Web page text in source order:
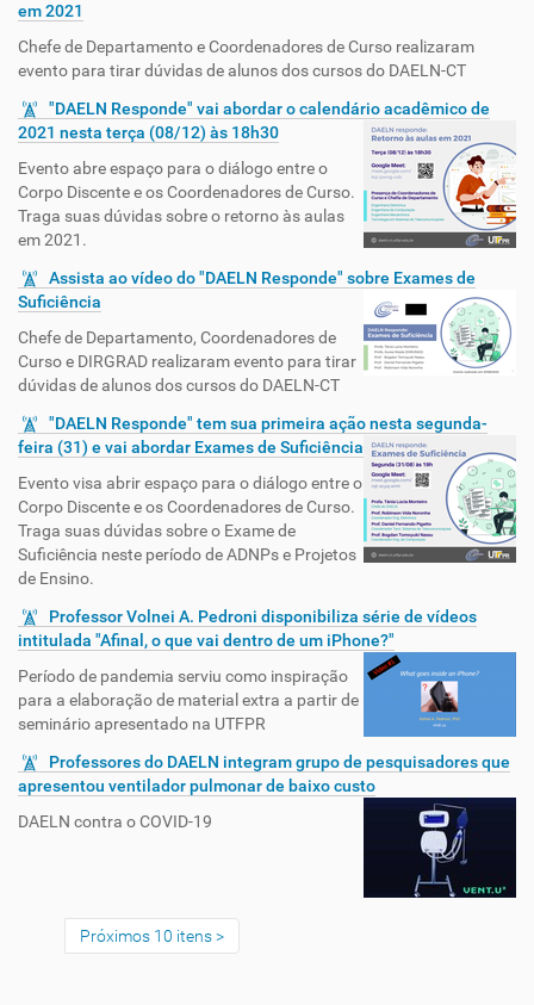
em 2021
Chefe de Departamento e Coordenadores de Curso realizaram
evento para tirar dúvidas de alunos dos cursos do DAELN-CT
"DAELN Responde" vai abordar o calendário acadêmico de
2021 nesta terça (08/12) às 18h30
Evento abre espaço para o diálogo entre o
Corpo Discente e os Coordenadores de Curso.
Traga suas dúvidas sobre o retorno às aulas
em 2021.
Assista ao vídeo do "DAELN Responde" sobre Exames de
Suficiência
Chefe de Departamento, Coordenadores de
Curso e DIRGRAD realizaram evento para tirar
dúvidas de alunos dos cursos do DAELN-CT
"DAELN Responde" tem sua primeira ação nesta segunda-
feira (31) e vai abordar Exames de Suficiência
Evento visa abrir espaço para o diálogo entre o
Corpo Discente e os Coordenadores de Curso.
Traga suas dúvidas sobre o Exame de
Suficiência neste período de ADNPs e Projetos
de Ensino.
Professor Volnei A. Pedroni disponibiliza série de vídeos
intitulada "Afinal, o que vai dentro de um iPhone?"
Período de pandemia serviu como inspiração
para a elaboração de material extra a partir de
seminário apresentado na UTFPR
Professores do DAELN integram grupo de pesquisadores que
apresentou ventilador pulmonar de baixo custo
DAELN contra o COVID-19
Próximos 10 itens